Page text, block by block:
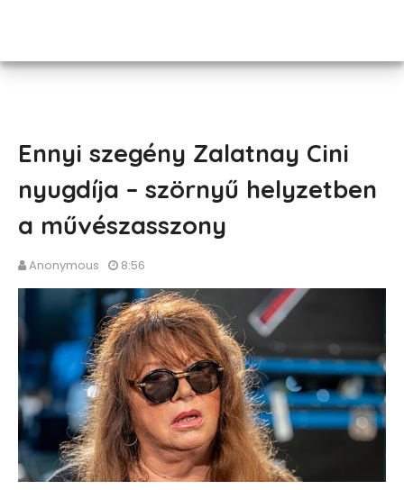
Ennyi szegény Zalatnay Cini
nyugdíja – szörnyű helyzetben
a művészasszony
Anonymous 8:56